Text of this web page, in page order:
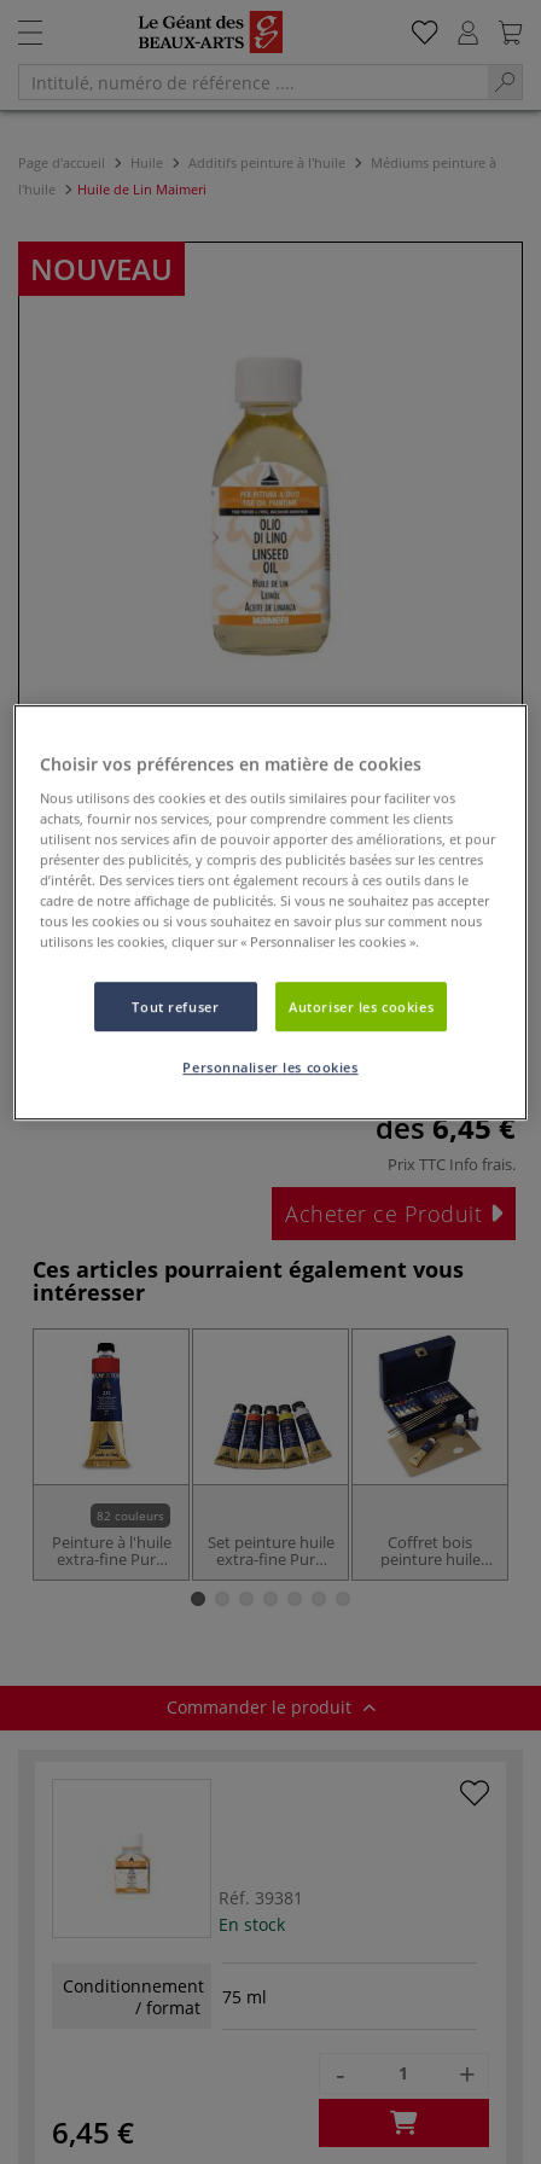
Page d'accueil Huile Additifs peinture à l'huile
Médiums peinture à
l'huile
Huile de Lin Maimeri
NOUVEAU
Huile de Lin Maimeri
0 Commentaires
Huile de lin raffinée Maimeri pour peinture à l’huile :
idéale pour mediums et glacis.
Plus
dès6,45 €
Prix TTC Info frais.
Acheter ce Produit
Ces articles pourraient également vous
intéresser
82 couleurs
Peinture à l'huile
extra-fine Puro
Maimeri
Set peinture huile
extra-fine Puro
Maimeri
Coffret bois
peinture huile
extra-fine Puro
Commander le produit
Réf. 39381
En stock
Conditionnement
/ format
75 ml
6,45 €
- +
Choisir vos préférences en matière de cookies
Nous utilisons des cookies et des outils similaires pour faciliter vos
achats, fournir nos services, pour comprendre comment les clients
utilisent nos services afin de pouvoir apporter des améliorations, et pour
présenter des publicités, y compris des publicités basées sur les centres
d’intérêt. Des services tiers ont également recours à ces outils dans le
cadre de notre affichage de publicités. Si vous ne souhaitez pas accepter
tous les cookies ou si vous souhaitez en savoir plus sur comment nous
utilisons les cookies, cliquer sur « Personnaliser les cookies ».
Tout refuser Autoriser les cookies
Personnaliser les cookies